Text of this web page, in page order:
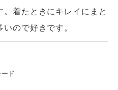
。着たときにキレイにまと
ので好きです。
ード